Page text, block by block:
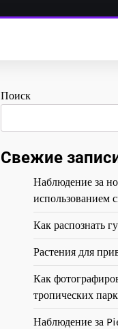
Поиск
Свежие
Наблюдение за
использованием
Как распознать
Растения для
Как
тропических
Наблюдение за